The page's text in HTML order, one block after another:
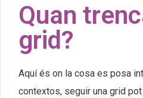
Quan
grid?
Aquí és on la cosa es posa
contextos, seguir una grid